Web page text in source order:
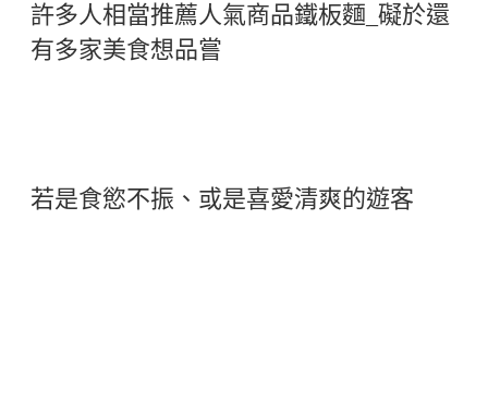
許多人相當推薦人氣商品鐵板麵_礙於還
有多家美食想品嘗
若是食慾不振、或是喜愛清爽的遊客